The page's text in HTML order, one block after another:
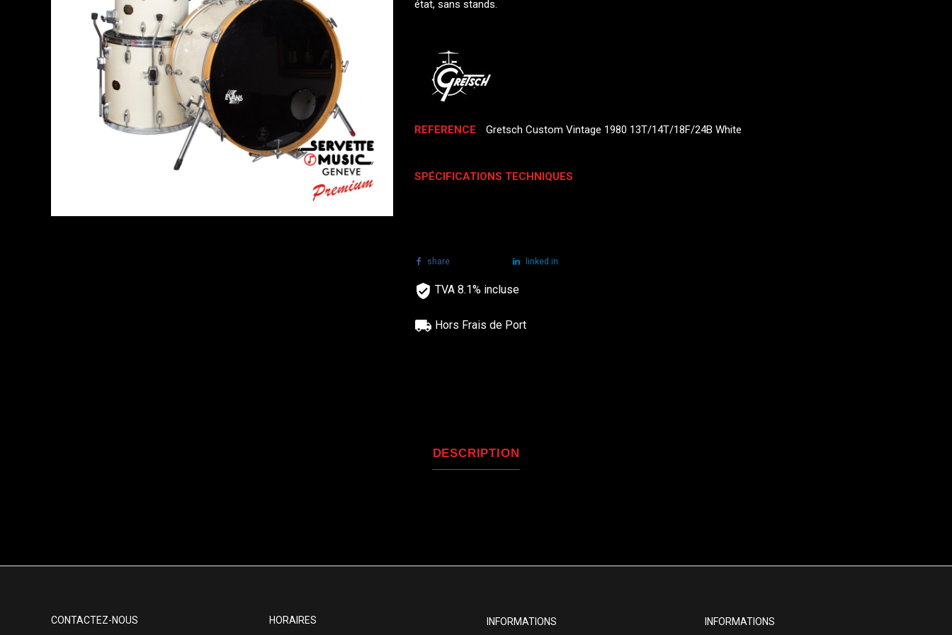
état, sans stands.
REFERENCE Gretsch Custom Vintage 1980 13T/14T/18F/24B White
SPÉCIFICATIONS TECHNIQUES
share linked in
TVA 8.1% incluse
Hors Frais de Port
DESCRIPTION
CONTACTEZ-NOUS HORAIRES INFORMATIONS INFORMATIONS